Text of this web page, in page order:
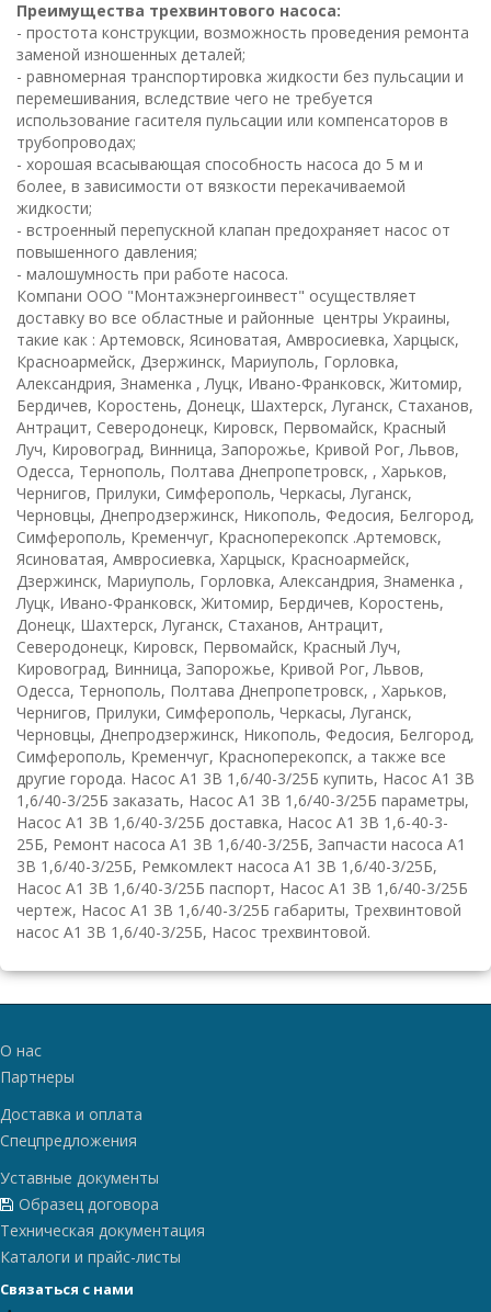
Преимущества трехвинтового насоса:
- простота конструкции, возможность проведения ремонта
заменой изношенных деталей;
- равномерная транспортировка жидкости без пульсации и
перемешивания, вследствие чего не требуется
использование гасителя пульсации или компенсаторов в
трубопроводах;
- хорошая всасывающая способность насоса до 5 м и
более, в зависимости от вязкости перекачиваемой
жидкости;
- встроенный перепускной клапан предохраняет насос от
повышенного давления;
- малошумность при работе насоса.
Компани ООО "Монтажэнергоинвест" осуществляет
доставку во все областные и районные центры Украины,
такие как : Артемовск, Ясиноватая, Амвросиевка, Харцыск,
Красноармейск, Дзержинск, Мариуполь, Горловка,
Александрия, Знаменка , Луцк, Ивано-Франковск, Житомир,
Бердичев, Коростень, Донецк, Шахтерск, Луганск, Стаханов,
Антрацит, Северодонецк, Кировск, Первомайск, Красный
Луч, Кировоград, Винница, Запорожье, Кривой Рог, Львов,
Одесса, Тернополь, Полтава Днепропетровск, , Харьков,
Чернигов, Прилуки, Симферополь, Черкасы, Луганск,
Черновцы, Днепродзержинск, Никополь, Федосия, Белгород,
Симферополь, Кременчуг, Красноперекопск .Артемовск,
Ясиноватая, Амвросиевка, Харцыск, Красноармейск,
Дзержинск, Мариуполь, Горловка, Александрия, Знаменка ,
Луцк, Ивано-Франковск, Житомир, Бердичев, Коростень,
Донецк, Шахтерск, Луганск, Стаханов, Антрацит,
Северодонецк, Кировск, Первомайск, Красный Луч,
Кировоград, Винница, Запорожье, Кривой Рог, Львов,
Одесса, Тернополь, Полтава Днепропетровск, , Харьков,
Чернигов, Прилуки, Симферополь, Черкасы, Луганск,
Черновцы, Днепродзержинск, Никополь, Федосия, Белгород,
Симферополь, Кременчуг, Красноперекопск, а также все
другие города. Насос А1 3В 1,6/40-3/25Б купить, Насос А1 3В
1,6/40-3/25Б заказать, Насос А1 3В 1,6/40-3/25Б параметры,
Насос А1 3В 1,6/40-3/25Б доставка, Насос А1 3В 1,6-40-3-
25Б, Ремонт насоса А1 3В 1,6/40-3/25Б, Запчасти насоса А1
3В 1,6/40-3/25Б, Ремкомлект насоса А1 3В 1,6/40-3/25Б,
Насос А1 3В 1,6/40-3/25Б паспорт, Насос А1 3В 1,6/40-3/25Б
чертеж, Насос А1 3В 1,6/40-3/25Б габариты, Трехвинтовой
насос А1 3В 1,6/40-3/25Б, Насос трехвинтовой.
О нас
Партнеры
Доставка и оплата
Спецпредложения
Уставные документы
Образец договора
Техническая документация
Каталоги и прайс-листы
Связаться с нами